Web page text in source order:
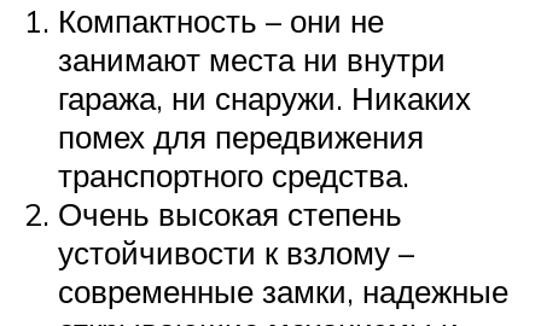
Компактность – они не
занимают места ни внутри
гаража, ни снаружи. Никаких
помех для передвижения
транспортного средства.
Очень высокая степень
устойчивости к взлому –
современные замки, надежные